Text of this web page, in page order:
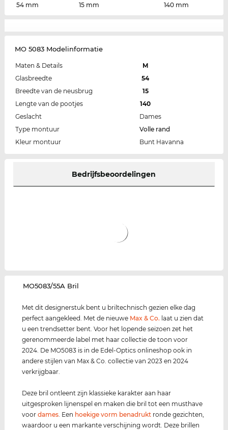
54 mm
15 mm
140 mm
MO 5083 Modelinformatie
Maten & Details
M
Glasbreedte
54
Breedte van de neusbrug
15
Lengte van de pootjes
140
Geslacht
Dames
Type montuur
Volle rand
Kleur montuur
Bunt Havanna
Bedrijfsbeoordelingen
‌MO5083/55A Bril
Met dit designerstuk bent u briltechnisch gezien elke dag
perfect aangekleed. Met de nieuwe Max & Co. laat u zien dat
u een trendsetter bent. Voor het lopende seizoen zet het
gerenommeerde label met haar collectie de toon voor
2024. De MO5083 is in de Edel-Optics onlineshop ook in
andere stijlen van Max & Co. collectie van 2023 en 2024
verkrijgbaar.
Deze bril ontleent zijn klassieke karakter aan haar
uitgesproken lijnenspel en maken die bril tot een musthave
voordames . Een hoekige vorm benadrukt ronde gezichten,
waardoor u een markante verschijning wordt. Deze brillen